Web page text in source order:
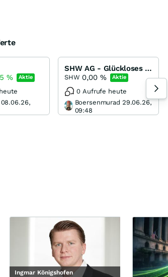
% Aktie
SHW AG - Glückloses IPO trifft nun auf günstige Bewertung
SHW 0,00 % Aktie
0 Aufrufe heute
Boersenmurad 29.06.26,
09:48
Ingmar Königshofen